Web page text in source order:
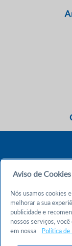
Aviso de Cookies
Nós usamos cookies
melhorar a sua
publicidade e
nossos serviços,
em nossa
Política de